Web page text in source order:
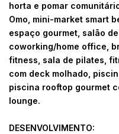
horta e pomar
Omo, mini-market smart
espaço gourmet, salão
coworking/home office,
fitness, sala de pilates,
com deck molhado,
piscina rooftop gourmet
lounge.
DESENVOLVIMENTO: